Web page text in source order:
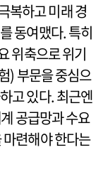
복하고 미래 경
동여맸다. 특히
위축으로 위기
) 부문을 중심으
고 있다. 최근엔
공급망과 수요
련해야 한다는